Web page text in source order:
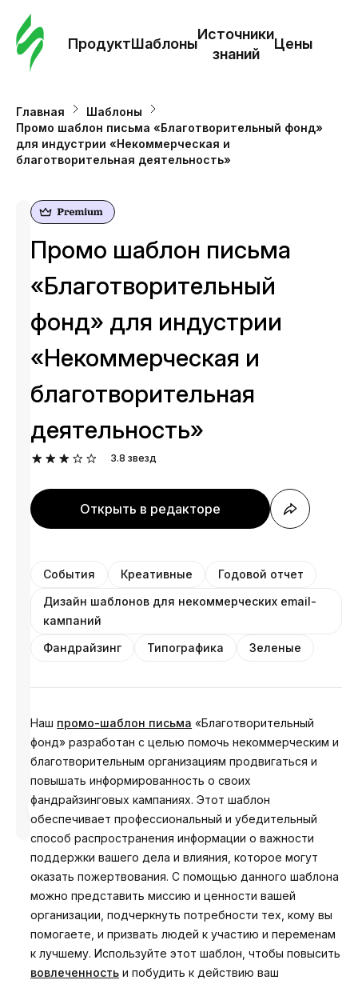
ПродуктШаблоны
Источники
знаний
Цены
Главная
Шаблоны
Промо шаблон письма «Благотворительный фонд»
для индустрии «Некоммерческая и
благотворительная деятельность»
Разработано
Промо шаблон письма
«Благотворительный
фонд» для индустрии
«Некоммерческая и
благотворительная
деятельность»
3.8 звезд
Открыть в редакторе
События Креативные
Годовой отчет
Дизайн шаблонов для некоммерческих email-
кампаний
Фандрайзинг
Типографика Зеленые
Наш промо-шаблон письма «Благотворительный
фонд» разработан с целью помочь некоммерческим и
благотворительным организациям продвигаться и
повышать информированность о своих
фандрайзинговых кампаниях. Этот шаблон
обеспечивает профессиональный и убедительный
способ распространения информации о важности
поддержки вашего дела и влияния, которое могут
оказать пожертвования. С помощью данного шаблона
можно представить миссию и ценности вашей
организации, подчеркнуть потребности тех, кому вы
помогаете, и призвать людей к участию и переменам
к лучшему. Используйте этот шаблон, чтобы повысить
вовлеченность и побудить к действию ваш